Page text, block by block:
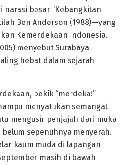
narasi besar “Kebangkitan
Ben Anderson (1988)—yang
Kemerdekaan Indonesia.
menyebut Surabaya
hebat dalam sejarah
pekik “merdeka!”
menyatukan semangat
mengusir penjajah dari muka
belum sepenuhnya menyerah.
kaum muda di lapangan
masih di bawah